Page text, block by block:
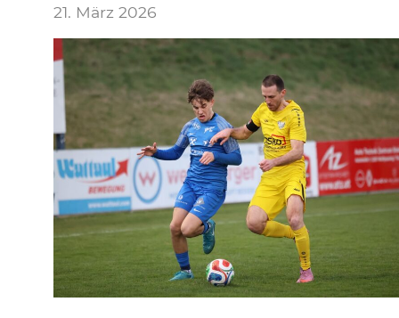
21. März 2026